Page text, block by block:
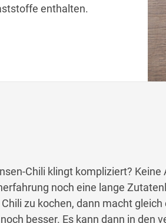
enthalten.
Chili klingt kompliziert?
noch eine lange
Chili zu kochen, dann macht
besser. Es kann dann in den